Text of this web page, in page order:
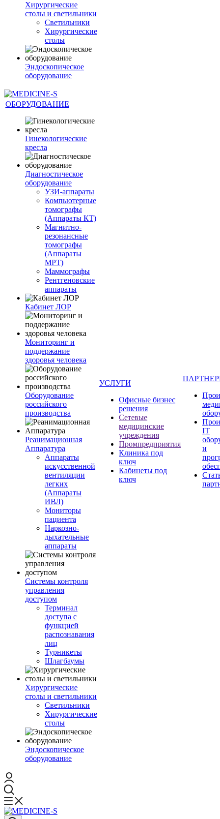
Хирургические
столы и светильники
Светильники
Хирургические
столы
Эндоскопическое
оборудование
ОБОРУДОВАНИЕ
Гинекологические
кресла
Диагностическое
оборудование
УЗИ-аппараты
Компьютерные
томографы
(Аппараты КТ)
Магнитно-
резонансные
томографы
(Аппараты
МРТ)
Маммографы
Рентгеновские
аппараты
Кабинет ЛОР
Мониторинг и
поддержание
здоровья человека
Оборудование
российского
производства
Реанимационная
Аппаратура
Аппараты
искусственной
вентиляции
легких
(Аппараты
ИВЛ)
Мониторы
пациента
Наркозно-
дыхательные
аппараты
Системы контроля
управления
доступом
Терминал
доступа с
функцией
распознавания
лиц
Турникеты
Шлагбаумы
Хирургические
столы и светильники
Светильники
Хирургические
столы
Эндоскопическое
оборудование
УСЛУГИ
Офисные бизнес
решения
Сетевые
медицинские
учреждения
Промпредприятия
Клиника под
ключ
Кабинеты под
ключ
IT
и